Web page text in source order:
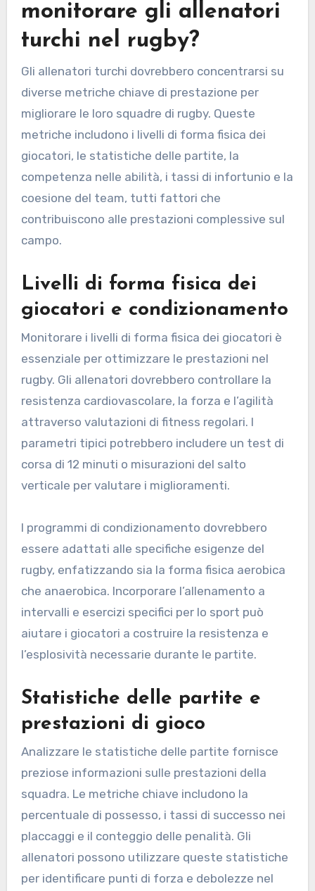
monitorare gli allenatori
turchi nel rugby?
Gli allenatori turchi dovrebbero concentrarsi su
diverse metriche chiave di prestazione per
migliorare le loro squadre di rugby. Queste
metriche includono i livelli di forma fisica dei
giocatori, le statistiche delle partite, la
competenza nelle abilità, i tassi di infortunio e la
coesione del team, tutti fattori che
contribuiscono alle prestazioni complessive sul
campo.
Livelli di forma fisica dei
giocatori e condizionamento
Monitorare i livelli di forma fisica dei giocatori è
essenziale per ottimizzare le prestazioni nel
rugby. Gli allenatori dovrebbero controllare la
resistenza cardiovascolare, la forza e l’agilità
attraverso valutazioni di fitness regolari. I
parametri tipici potrebbero includere un test di
corsa di 12 minuti o misurazioni del salto
verticale per valutare i miglioramenti.
I programmi di condizionamento dovrebbero
essere adattati alle specifiche esigenze del
rugby, enfatizzando sia la forma fisica aerobica
che anaerobica. Incorporare l’allenamento a
intervalli e esercizi specifici per lo sport può
aiutare i giocatori a costruire la resistenza e
l’esplosività necessarie durante le partite.
Statistiche delle partite e
prestazioni di gioco
Analizzare le statistiche delle partite fornisce
preziose informazioni sulle prestazioni della
squadra. Le metriche chiave includono la
percentuale di possesso, i tassi di successo nei
placcaggi e il conteggio delle penalità. Gli
allenatori possono utilizzare queste statistiche
per identificare punti di forza e debolezze nel